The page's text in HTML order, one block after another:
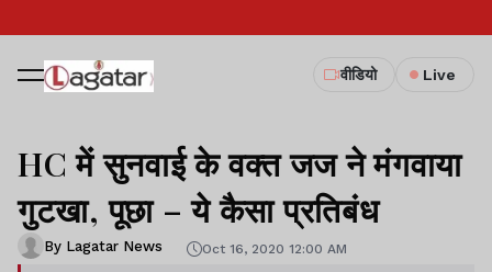
वीडियो Live
HC में सुनवाई के वक्त जज ने मंगवाया
गुटखा, पूछा – ये कैसा प्रतिबंध
By Lagatar News Oct 16, 2020 12:00 AM